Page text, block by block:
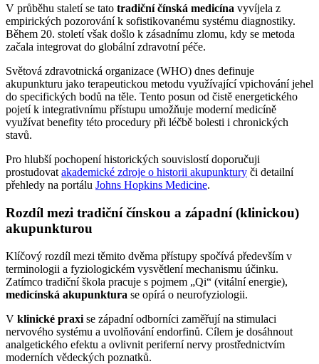
V průběhu staletí se tato tradiční čínská medicína vyvíjela z
empirických pozorování k sofistikovanému systému diagnostiky.
Během 20. století však došlo k zásadnímu zlomu, kdy se metoda
začala integrovat do globální zdravotní péče.
Světová zdravotnická organizace (WHO) dnes definuje
akupunkturu jako terapeutickou metodu využívající vpichování jehel
do specifických bodů na těle. Tento posun od čistě energetického
pojetí k integrativnímu přístupu umožňuje moderní medicíně
využívat benefity této procedury při léčbě bolesti i chronických
stavů.
Pro hlubší pochopení historických souvislostí doporučuji
prostudovat akademické zdroje o historii akupunktury či detailní
přehledy na portálu Johns Hopkins Medicine.
Rozdíl mezi tradiční čínskou a západní (klinickou)
akupunkturou
Klíčový rozdíl mezi těmito dvěma přístupy spočívá především v
terminologii a fyziologickém vysvětlení mechanismu účinku.
Zatímco tradiční škola pracuje s pojmem „Qi“ (vitální energie),
medicínská akupunktura se opírá o neurofyziologii.
V klinické praxi se západní odborníci zaměřují na stimulaci
nervového systému a uvolňování endorfinů. Cílem je dosáhnout
analgetického efektu a ovlivnit periferní nervy prostřednictvím
moderních vědeckých poznatků.